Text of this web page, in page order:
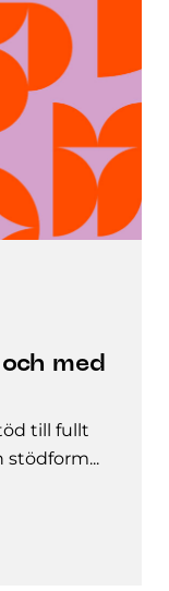
med
till fullt
stödform...